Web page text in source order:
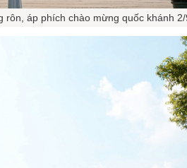
rôn, áp phích chào mừng quốc khánh 2/